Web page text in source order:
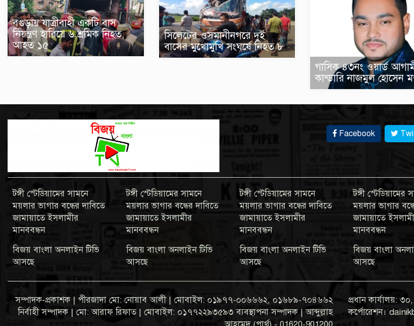
বগুড়ায় যাত্রীবাহী একটি বাস
নিয়ন্ত্রণ হারিয়ে ৬ শ্রমিক নিহত,
আহত ১৫
সিলেটের ওসমানীনগরে দুই
বাসের মুখোমুখি সংঘর্ষে নিহত ৮
গাসিক ৪৩নং ওয়ার্ড
কান্ডারি নাজমুল হোসেন
Facebook
টঙ্গী স্টেডিয়ামের সামনে
ময়লার ভাগার বন্ধের দাবিতে
জামায়াতে ইসলামীর
মানববন্ধন
বিজয় বাংলা অনলাইন টিভি
আসছে
টঙ্গী স্টেডিয়ামের সামনে
ময়লার ভাগার বন্ধের দাবিতে
জামায়াতে ইসলামীর
মানববন্ধন
বিজয় বাংলা অনলাইন টিভি
আসছে
টঙ্গী স্টেডিয়ামের সামনে
ময়লার ভাগার বন্ধের দাবিতে
জামায়াতে ইসলামীর
মানববন্ধন
বিজয় বাংলা অনলাইন টিভি
আসছে
টঙ্গী স্টেডিয়ামের
ময়লার ভাগার
জামায়াতে
মানববন্ধন
বিজয় বাংলা
আসছে
সম্পাদক-প্রকাশক | পীরজাদা মো: নোয়াব আলী | মোবাইল: ০১৯৭৭-০০৬৬৬২, ০১৬৮৯-৭০৪৬৬২
নির্বাহী সম্পাদক | মো: আরাফ রিফাত | মোবাইল: ০১৭৭২২৯৩৫৯৩ ব্যবস্থাপনা সম্পাদক | আব্দুল্লাহ
প্রধান কার্যালয়:
কর্পোরেশন।